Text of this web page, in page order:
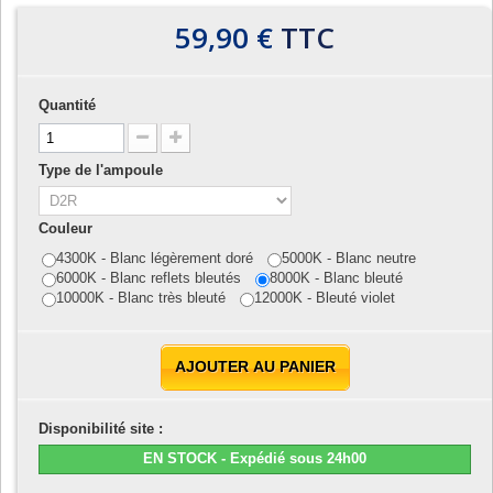
59,90 € TTC
Quantité
Type de l'ampoule
Couleur
4300K - Blanc légèrement doré
5000K - Blanc neutre
6000K - Blanc reflets bleutés
8000K - Blanc bleuté
10000K - Blanc très bleuté
12000K - Bleuté violet
AJOUTER AU PANIER
Disponibilité site :
EN STOCK - Expédié sous 24h00